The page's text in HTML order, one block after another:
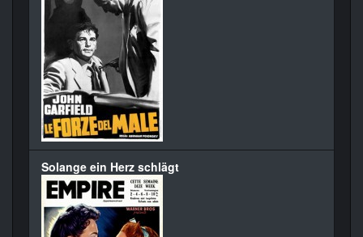
Solange ein Herz schlägt